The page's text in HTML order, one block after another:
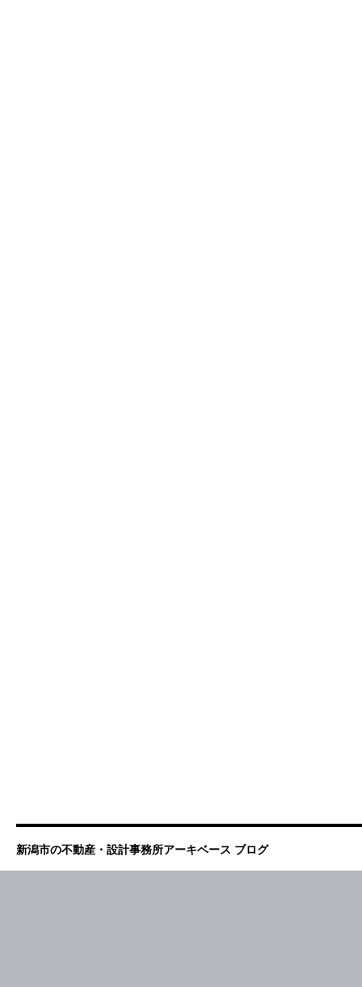
新潟市の不動産・設計事務所アーキベース ブログ